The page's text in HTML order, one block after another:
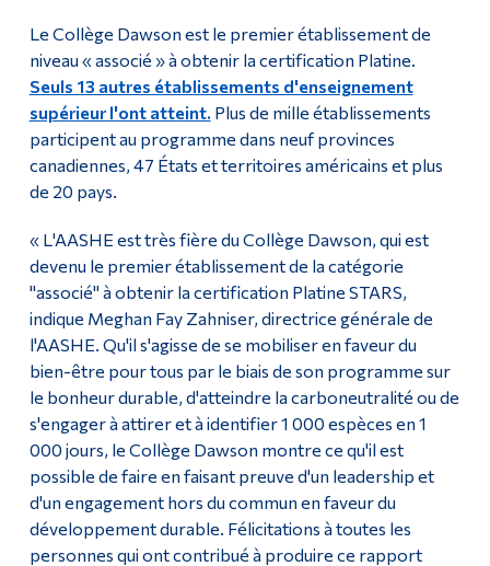
Le Collège Dawson est le premier établissement de
niveau « associé » à obtenir la certification Platine.
Seuls 13 autres établissements d'enseignement
supérieur l'ont atteint. Plus de mille établissements
participent au programme dans neuf provinces
canadiennes, 47 États et territoires américains et plus
de 20 pays.
« L'AASHE est très fière du Collège Dawson, qui est
devenu le premier établissement de la catégorie
"associé" à obtenir la certification Platine STARS,
indique Meghan Fay Zahniser, directrice générale de
l'AASHE. Qu'il s'agisse de se mobiliser en faveur du
bien-être pour tous par le biais de son programme sur
le bonheur durable, d'atteindre la carboneutralité ou de
s'engager à attirer et à identifier 1 000 espèces en 1
000 jours, le Collège Dawson montre ce qu'il est
possible de faire en faisant preuve d'un leadership et
d'un engagement hors du commun en faveur du
développement durable. Félicitations à toutes les
personnes qui ont contribué à produire ce rapport